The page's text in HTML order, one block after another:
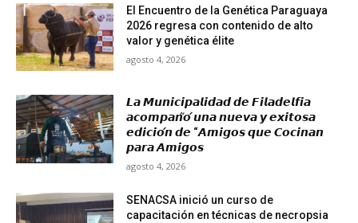
El Encuentro de la Genética Paraguaya
2026 regresa con contenido de alto
valor y genética élite
agosto 4, 2026
𝙇𝙖 𝙈𝙪𝙣𝙞𝙘𝙞𝙥𝙖𝙡𝙞𝙙𝙖𝙙 𝙙𝙚 𝙁𝙞𝙡𝙖𝙙𝙚𝙡𝙛𝙞𝙖
𝙖𝙘𝙤𝙢𝙥𝙖𝙣̃𝙤́ 𝙪𝙣𝙖 𝙣𝙪𝙚𝙫𝙖 𝙮 𝙚𝙭𝙞𝙩𝙤𝙨𝙖
𝙚𝙙𝙞𝙘𝙞𝙤́𝙣 𝙙𝙚 “𝘼𝙢𝙞𝙜𝙤𝙨 𝙦𝙪𝙚 𝘾𝙤𝙘𝙞𝙣𝙖𝙣
𝙥𝙖𝙧𝙖 𝘼𝙢𝙞𝙜𝙤𝙨
agosto 4, 2026
SENACSA inició un curso de
capacitación en técnicas de necropsia